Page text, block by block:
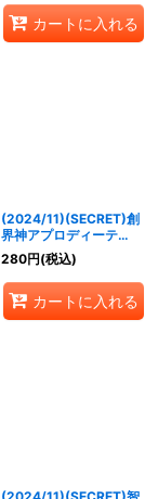
カートに入れる
(2024/11)(SECRET)創
界神アプロディーテ
(BSC44収録)【X-
SEC】{BS48-X10}
《黄》
280円(税込)
カートに入れる